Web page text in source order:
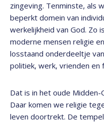
zingeving. Tenminste, als
beperkt domein van
werkelijkheid van God. Zo
moderne mensen religie
losstaand onderdeeltje
politiek, werk, vrienden en
Dat is in het oude
Daar komen we religie
leven doortrekt. De